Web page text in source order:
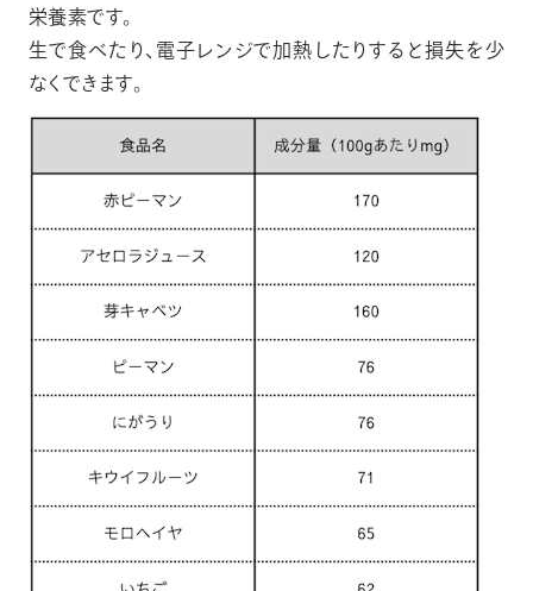
栄養素です。
生で食べたり、電子レンジで加熱したりすると損失を少
なくできます。